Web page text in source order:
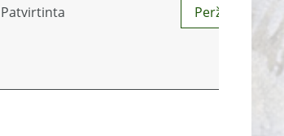
Patvirtinta Peržiūrėti